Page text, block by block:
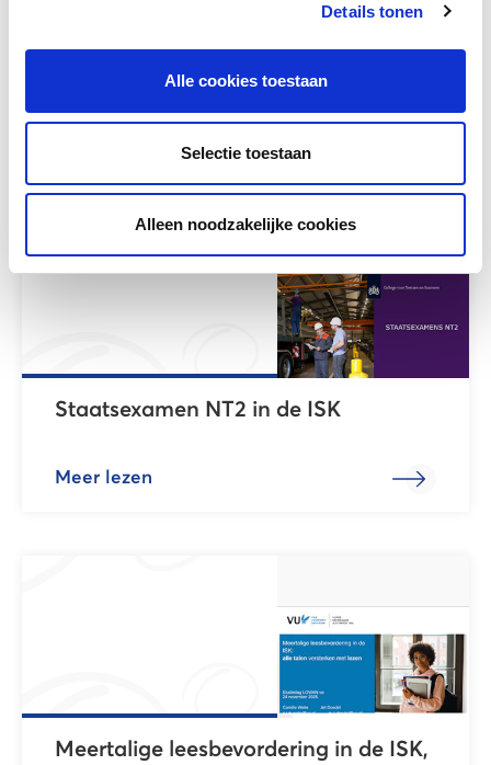
Details tonen
Alle cookies toestaan
Selectie toestaan
Alleen noodzakelijke cookies
schoolloopbaan in het MBO
Staatsexamen NT2 in de ISK
Meer lezen
Meertalige leesbevordering in de ISK,